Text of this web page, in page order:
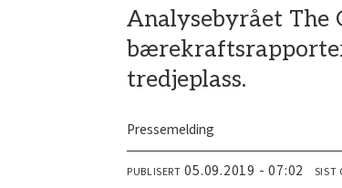
Analysebyrået The
tredjeplass.
Pressemelding
PUBLISERT 05.09.2019 - 07:02 SIST